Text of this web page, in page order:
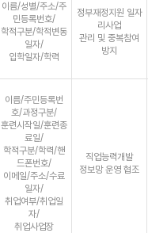
이름/성별/주소/주
민등록번호/
학적구분/학적변동
일자/
입학일자/학력
정부재정지원 일자
리사업
관리 및 중복참여
방지
이름/주민등록번
호/과정구분/
훈련시작일/훈련종
료일/
학적구분/학력/핸
드폰번호/
이메일/주소/수료
일자/
취업여부/취업일
자/
취업사업장
직업능력개발
정보망 운영 협조